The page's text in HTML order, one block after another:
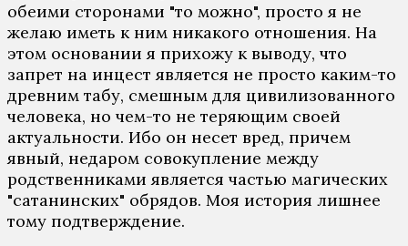
обеими сторонами "то можно", просто я не
желаю иметь к ним никакого отношения. На
этом основании я прихожу к выводу, что
запрет на инцест является не просто каким-то
древним табу, смешным для цивилизованного
человека, но чем-то не теряющим своей
актуальности. Ибо он несет вред, причем
явный, недаром совокупление между
родственниками является частью магических
"сатанинских" обрядов. Моя история лишнее
тому подтверждение.